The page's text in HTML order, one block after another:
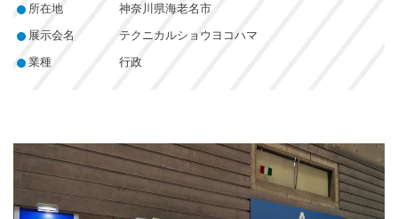
所在地
神奈川県海老名市
展示会名
テクニカルショウヨコハマ
業種
行政